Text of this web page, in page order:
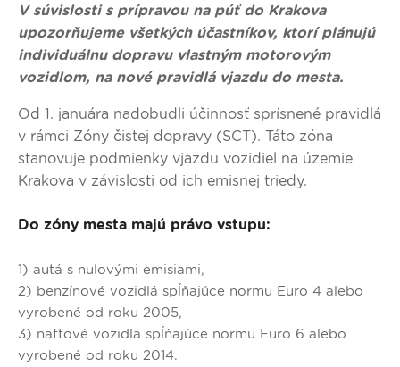
V súvislosti s prípravou na púť do Krakova
upozorňujeme všetkých účastníkov, ktorí plánujú
individuálnu dopravu vlastným motorovým
vozidlom, na nové pravidlá vjazdu do mesta.
Od 1. januára nadobudli účinnosť sprísnené pravidlá
v rámci Zóny čistej dopravy (SCT). Táto zóna
stanovuje podmienky vjazdu vozidiel na územie
Krakova v závislosti od ich emisnej triedy.
Do zóny mesta majú právo vstupu:
1) autá s nulovými emisiami,
2) benzínové vozidlá spĺňajúce normu Euro 4 alebo
vyrobené od roku 2005,
3) naftové vozidlá spĺňajúce normu Euro 6 alebo
vyrobené od roku 2014.